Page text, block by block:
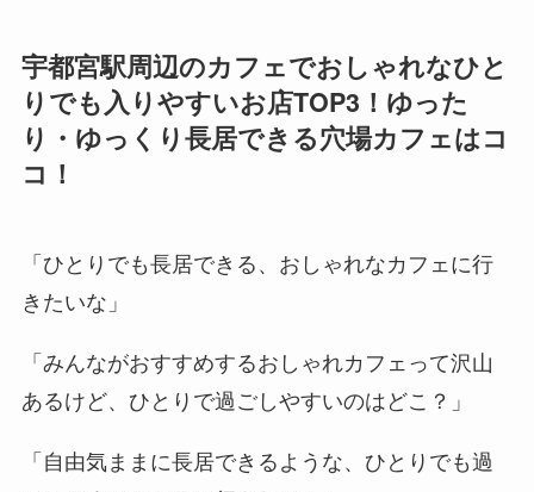
宇都宮駅周辺のカフェでおしゃれなひと
りでも入りやすいお店TOP3！ゆった
り・ゆっくり長居できる穴場カフェはコ
コ！
「ひとりでも長居できる、おしゃれなカフェに行
きたいな」
「みんながおすすめするおしゃれカフェって沢山
あるけど、ひとりで過ごしやすいのはどこ？」
「自由気ままに長居できるような、ひとりでも過